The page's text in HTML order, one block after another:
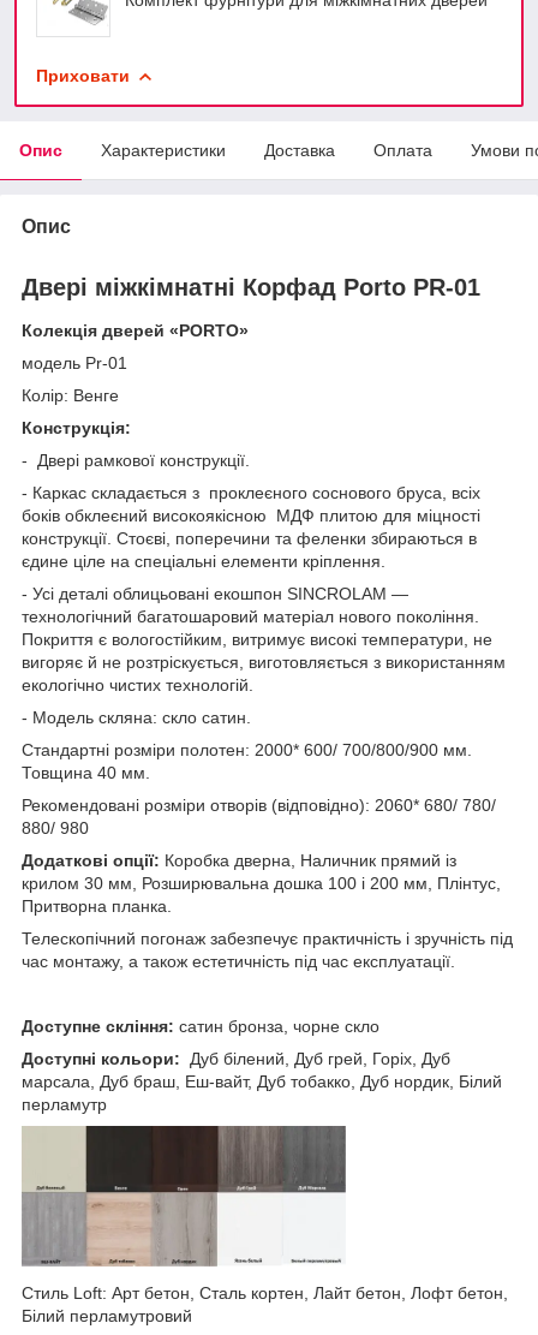
Приховати
Опис Характеристики Доставка Оплата Умови
Опис
Двері міжкімнатні Корфад Porto PR-01
Колекція дверей «PORTO»
модель Pr-01
Колір: Венге
Конструкція:
- Двері рамкової конструкції.
- Каркас складається з проклеєного соснового бруса, всіх
боків обклеєний високоякісною МДФ плитою для міцності
конструкції. Стоєві, поперечини та феленки збираються в
єдине ціле на спеціальні елементи кріплення.
- Усі деталі облицьовані екошпон SINCROLAM —
технологічний багатошаровий матеріал нового покоління.
Покриття є вологостійким, витримує високі температури, не
вигоряє й не розтріскується, виготовляється з використанням
екологічно чистих технологій.
- Модель скляна: скло сатин.
Стандартні розміри полотен: 2000* 600/ 700/800/900 мм.
Товщина 40 мм.
Рекомендовані розміри отворів (відповідно): 2060* 680/ 780/
880/ 980
Додаткові опції: Коробка дверна, Наличник прямий із
крилом 30 мм, Розширювальна дошка 100 і 200 мм, Плінтус,
Притворна планка.
Телескопічний погонаж забезпечує практичність і зручність під
час монтажу, а також естетичність під час експлуатації.
Доступне скління: сатин бронза, чорне скло
Доступні кольори: Дуб білений, Дуб грей, Горіх, Дуб
марсала, Дуб браш, Еш-вайт, Дуб тобакко, Дуб нордик, Білий
перламутр
Стиль Loft: Арт бетон, Сталь кортен, Лайт бетон, Лофт бетон,
Білий перламутровий